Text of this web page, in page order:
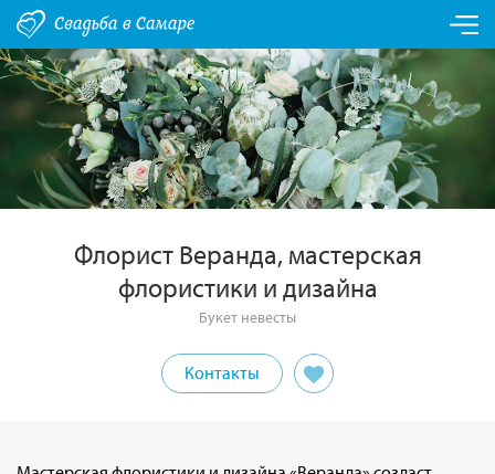
Флорист Веранда, мастерская
флористики и дизайна
Букет невесты
Контакты